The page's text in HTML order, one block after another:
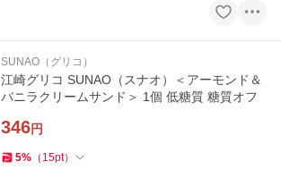
SUNAO（グリコ）
江崎グリコ SUNAO（スナオ）＜アーモンド＆
バニラクリームサンド＞ 1個 低糖質 糖質オフ
346円
5% （ 15pt）